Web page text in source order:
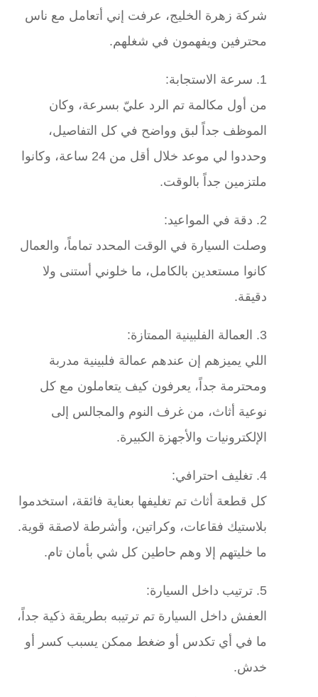
شركة زهرة الخليج، عرفت إني أتعامل مع ناس
محترفين ويفهمون في شغلهم.
1. سرعة الاستجابة:
من أول مكالمة تم الرد عليّ بسرعة، وكان
الموظف جداً لبق وواضح في كل التفاصيل،
وحددوا لي موعد خلال أقل من 24 ساعة، وكانوا
ملتزمين جداً بالوقت.
2. دقة في المواعيد:
وصلت السيارة في الوقت المحدد تماماً، والعمال
كانوا مستعدين بالكامل، ما خلوني أستنى ولا
دقيقة.
3. العمالة الفلبينية الممتازة:
اللي يميزهم إن عندهم عمالة فلبينية مدربة
ومحترمة جداً، يعرفون كيف يتعاملون مع كل
نوعية أثاث، من غرف النوم والمجالس إلى
الإلكترونيات والأجهزة الكبيرة.
4. تغليف احترافي:
كل قطعة أثاث تم تغليفها بعناية فائقة، استخدموا
بلاستيك فقاعات، وكراتين، وأشرطة لاصقة قوية.
ما خليتهم إلا وهم حاطين كل شي بأمان تام.
5. ترتيب داخل السيارة:
العفش داخل السيارة تم ترتيبه بطريقة ذكية جداً،
ما في أي تكدس أو ضغط ممكن يسبب كسر أو
خدش.